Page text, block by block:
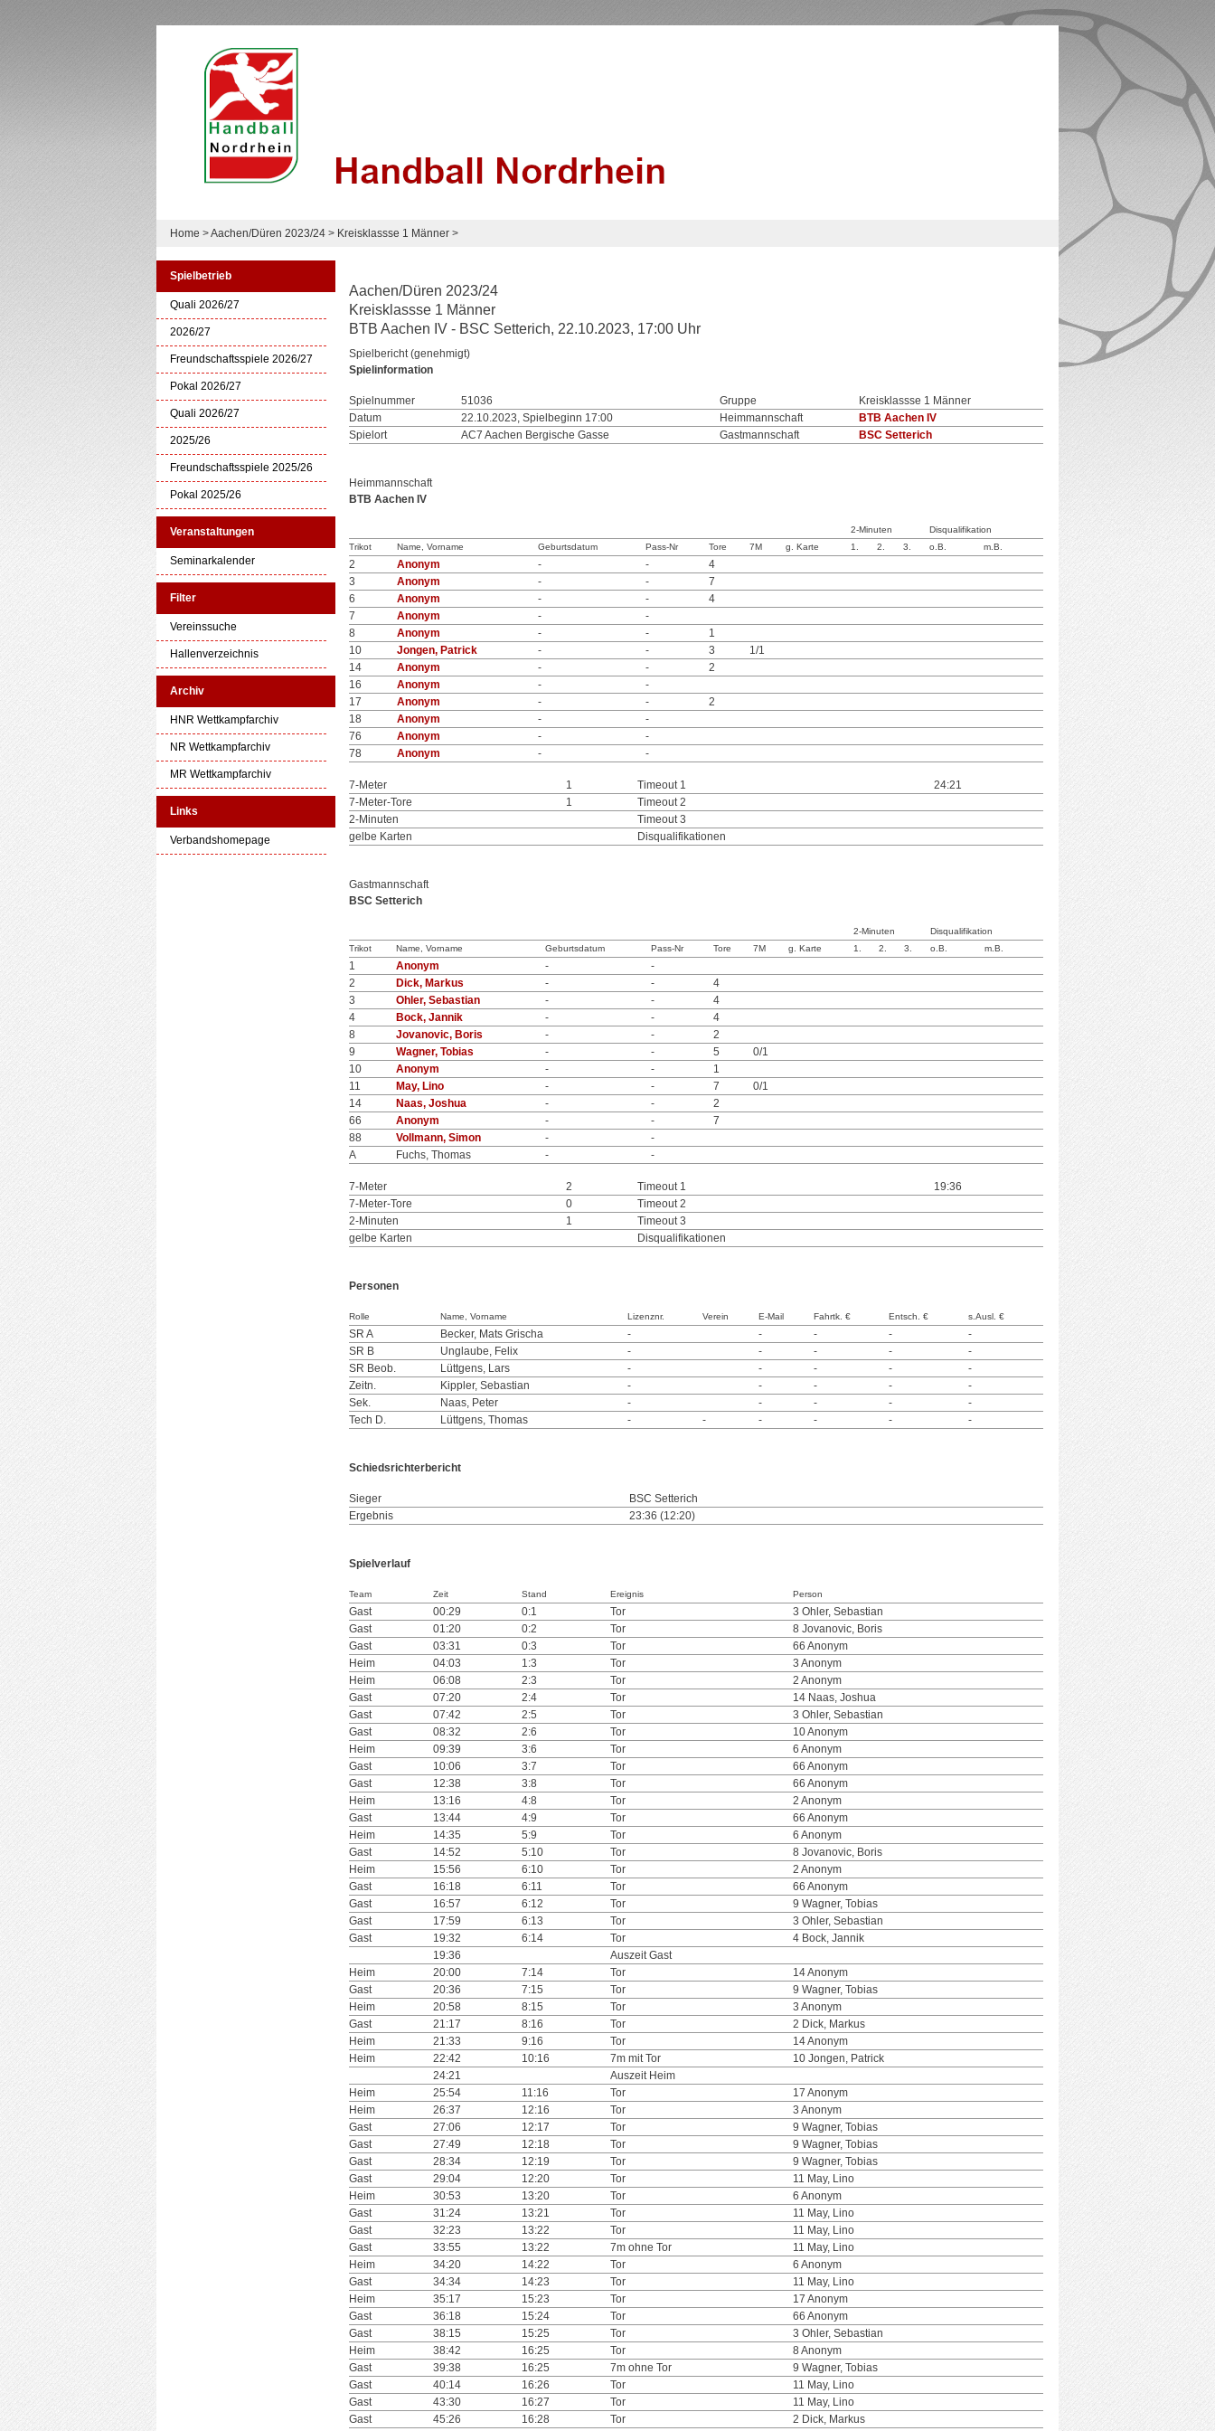
Home >Aachen/Düren 2023/24 > Kreisklassse 1 Männer >
Spielbetrieb
Quali 2026/27
2026/27
Freundschaftsspiele 2026/27
Pokal 2026/27
Quali 2026/27
2025/26
Freundschaftsspiele 2025/26
Pokal 2025/26
Veranstaltungen
Seminarkalender
Filter
Vereinssuche
Hallenverzeichnis
Archiv
HNR Wettkampfarchiv
NR Wettkampfarchiv
MR Wettkampfarchiv
Links
Verbandshomepage
Aachen/Düren 2023/24
Kreisklassse 1 Männer
BTB Aachen IV - BSC Setterich, 22.10.2023, 17:00 Uhr
Spielbericht (genehmigt)
Spielinformation
Spielnummer 51036 Gruppe
Kreisklassse 1 Männer
Datum
22.10.2023, Spielbeginn 17:00 Heimmannschaft
BTB Aachen IV
Spielort
AC7 Aachen Bergische Gasse Gastmannschaft BSC Setterich
Heimmannschaft
BTB Aachen IV
2-Minuten
Disqualifikation
Trikot
Name, Vorname Geburtsdatum Pass-Nr Tore 7M g. Karte 1. 2. 3. o.B. m.B.
2 Anonym - -
4
3
Anonym - -
7
6
Anonym - -
4
7
Anonym -
-
8
Anonym - -
1
10
Jongen, Patrick - - 3
1/1
14
Anonym - -
2
16
Anonym -
-
17
Anonym - -
2
18
Anonym -
-
76
Anonym -
-
78
Anonym - -
7-Meter 1 Timeout 1
24:21
7-Meter-Tore
1
Timeout 2
2-Minuten
Timeout 3
gelbe Karten
Disqualifikationen
Gastmannschaft
BSC Setterich
2-Minuten
Disqualifikation
Trikot
Name, Vorname Geburtsdatum Pass-Nr Tore 7M g. Karte 1. 2. 3. o.B. m.B.
1 Anonym -
-
2
Dick, Markus - -
4
3
Ohler, Sebastian - -
4
4
Bock, Jannik - -
4
8
Jovanovic, Boris - -
2
9
Wagner, Tobias - - 5
0/1
10
Anonym - -
1
11
May, Lino - - 7
0/1
14
Naas, Joshua - -
2
66
Anonym - -
7
88
Vollmann, Simon -
-
A
Fuchs, Thomas - -
7-Meter 2 Timeout 1
19:36
7-Meter-Tore
0
Timeout 2
2-Minuten
1
Timeout 3
gelbe Karten
Disqualifikationen
Personen
Rolle Name, Vorname Lizenznr. Verein E-Mail Fahrtk. € Entsch. € s.Ausl. €
SR A Becker, Mats Grischa - - - -
-
SR B
Unglaube, Felix - - - -
-
SR Beob.
Lüttgens, Lars - - - -
-
Zeitn.
Kippler, Sebastian - - - -
-
Sek.
Naas, Peter - - - -
-
Tech D.
Lüttgens, Thomas - - - - - -
Schiedsrichterbericht
Sieger
BSC Setterich
Ergebnis
23:36 (12:20)
Spielverlauf
Team Zeit Stand Ereignis Person
Gast 00:29 0:1 Tor
3 Ohler, Sebastian
Gast
01:20 0:2 Tor
8 Jovanovic, Boris
Gast
03:31 0:3 Tor
66 Anonym
Heim
04:03 1:3 Tor
3 Anonym
Heim
06:08 2:3 Tor
2 Anonym
Gast
07:20 2:4 Tor
14 Naas, Joshua
Gast
07:42 2:5 Tor
3 Ohler, Sebastian
Gast
08:32 2:6 Tor
10 Anonym
Heim
09:39 3:6 Tor
6 Anonym
Gast
10:06 3:7 Tor
66 Anonym
Gast
12:38 3:8 Tor
66 Anonym
Heim
13:16 4:8 Tor
2 Anonym
Gast
13:44 4:9 Tor
66 Anonym
Heim
14:35 5:9 Tor
6 Anonym
Gast
14:52 5:10 Tor
8 Jovanovic, Boris
Heim
15:56 6:10 Tor
2 Anonym
Gast
16:18 6:11 Tor
66 Anonym
Gast
16:57 6:12 Tor
9 Wagner, Tobias
Gast
17:59 6:13 Tor
3 Ohler, Sebastian
Gast
19:32 6:14 Tor
4 Bock, Jannik
19:36
Auszeit Gast
Heim
20:00 7:14 Tor
14 Anonym
Gast
20:36 7:15 Tor
9 Wagner, Tobias
Heim
20:58 8:15 Tor
3 Anonym
Gast
21:17 8:16 Tor
2 Dick, Markus
Heim
21:33 9:16 Tor
14 Anonym
Heim
22:42 10:16 7m mit Tor
10 Jongen, Patrick
24:21
Auszeit Heim
Heim
25:54 11:16 Tor
17 Anonym
Heim
26:37 12:16 Tor
3 Anonym
Gast
27:06 12:17 Tor
9 Wagner, Tobias
Gast
27:49 12:18 Tor
9 Wagner, Tobias
Gast
28:34 12:19 Tor
9 Wagner, Tobias
Gast
29:04 12:20 Tor
11 May, Lino
Heim
30:53 13:20 Tor
6 Anonym
Gast
31:24 13:21 Tor
11 May, Lino
Gast
32:23 13:22 Tor
11 May, Lino
Gast
33:55 13:22 7m ohne Tor
11 May, Lino
Heim
34:20 14:22 Tor
6 Anonym
Gast
34:34 14:23 Tor
11 May, Lino
Heim
35:17 15:23 Tor
17 Anonym
Gast
36:18 15:24 Tor
66 Anonym
Gast
38:15 15:25 Tor
3 Ohler, Sebastian
Heim
38:42 16:25 Tor
8 Anonym
Gast
39:38 16:25 7m ohne Tor
9 Wagner, Tobias
Gast
40:14 16:26 Tor
11 May, Lino
Gast
43:30 16:27 Tor
11 May, Lino
Gast
45:26 16:28 Tor
2 Dick, Markus